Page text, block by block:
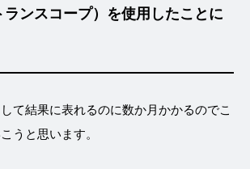
ンスコープ）を使用したことに
て結果に表れるのに数か月かかるのでこ
うと思います。